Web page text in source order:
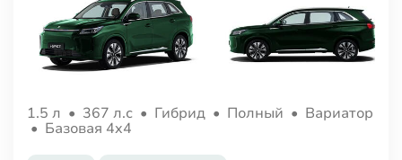
1.5 л • 367 л.с • Гибрид • Полный • Вариатор
• Базовая 4x4